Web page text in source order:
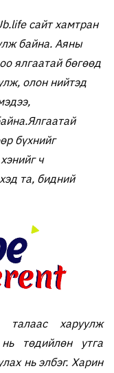
сайт хамтран
байна. Аяны
ялгаатай бөгөөд
олон нийтэд
Ялгаатай
бүхнийг
ч
та, бидний
харуулж
төдийлөн утга
нь элбэг. Харин